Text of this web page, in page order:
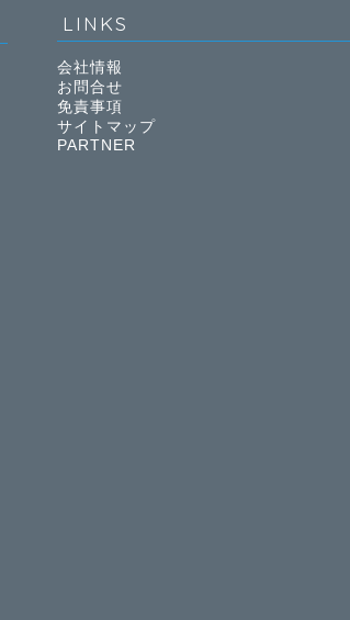
LINKS
会社情報
お問合せ
免責事項
サイトマップ
PARTNER